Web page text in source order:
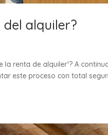
alquiler?
renta de alquiler¹? A
este proceso con total